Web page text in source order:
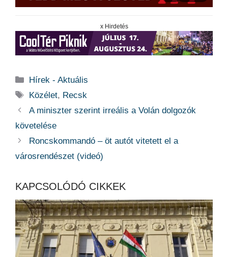
x Hirdetés
Kategória
Hírek - Aktuális
Címkék
Közélet, Recsk
A miniszter szerint irreális a Volán dolgozók
követelése
Roncskommandó – öt autót vitetett el a
városrendészet (videó)
KAPCSOLÓDÓ CIKKEK